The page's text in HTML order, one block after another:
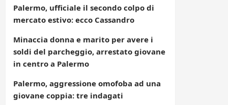
Palermo, ufficiale il secondo colpo di
mercato estivo: ecco Cassandro
Minaccia donna e marito per avere i
soldi del parcheggio, arrestato giovane
in centro a Palermo
Palermo, aggressione omofoba ad una
giovane coppia: tre indagati